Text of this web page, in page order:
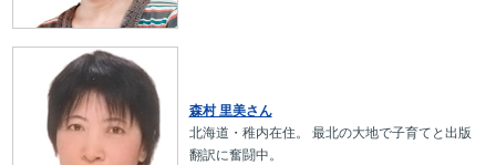
森村 里美さん
北海道・稚内在住。 最北の大地で子育てと出版
翻訳に奮闘中。